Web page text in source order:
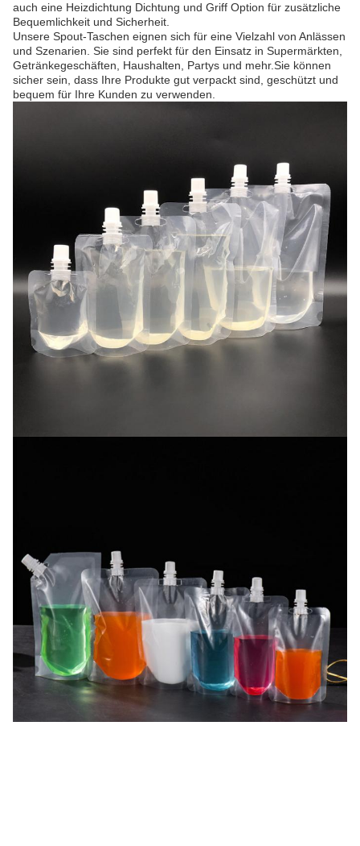
auch eine Heizdichtung Dichtung und Griff Option für zusätzliche
Bequemlichkeit und Sicherheit.
Unsere Spout-Taschen eignen sich für eine Vielzahl von Anlässen
und Szenarien. Sie sind perfekt für den Einsatz in Supermärkten,
Getränkegeschäften, Haushalten, Partys und mehr.Sie können
sicher sein, dass Ihre Produkte gut verpackt sind, geschützt und
bequem für Ihre Kunden zu verwenden.